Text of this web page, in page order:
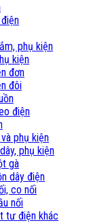
phụ kiện
kiện
đơn
đôi
điện
phụ kiện
phụ kiện
gà
dây điện
co nối
nối
tư điện khác